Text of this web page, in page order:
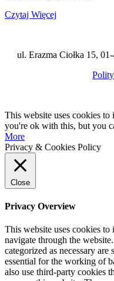
Czytaj Więcej
ul. Erazma Ciołka 15,
This website uses cookies
you're ok with this, but you
More
Privacy & Cookies Policy
Close
Privacy Overview
This website uses cookies
navigate through the
categorized as necessary
essential for the working of
also use third-party cookies